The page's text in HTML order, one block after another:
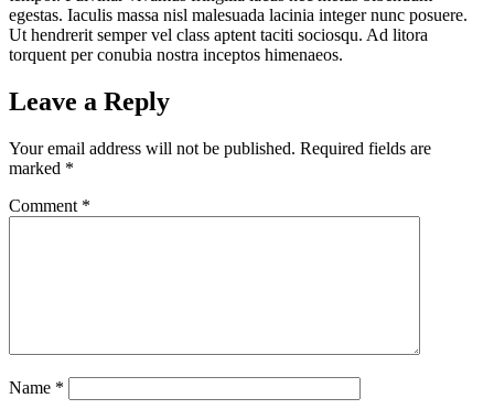
egestas. Iaculis massa nisl malesuada lacinia integer nunc posuere.
Ut hendrerit semper vel class aptent taciti sociosqu. Ad litora
torquent per conubia nostra inceptos himenaeos.
Leave a Reply
Your email address will not be published. Required fields are
marked *
Comment *
Name *